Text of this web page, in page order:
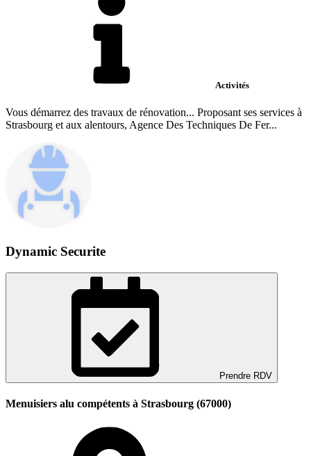
Activités
Vous démarrez des travaux de rénovation... Proposant ses services à
Strasbourg et aux alentours, Agence Des Techniques De Fer...
Dynamic Securite
Prendre RDV
Menuisiers alu compétents à Strasbourg (67000)